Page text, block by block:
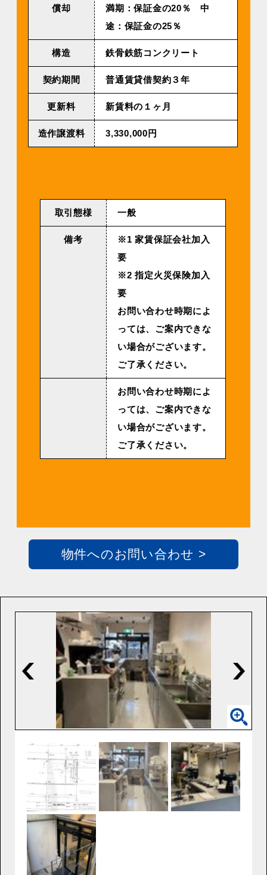
償却
満期：保証金の20％ 中
途：保証金の25％
構造 鉄骨鉄筋コンクリート
契約期間 普通賃貸借契約３年
更新料 新賃料の１ヶ月
造作譲渡料 3,330,000円
取引態様 一般
備考
※1 家賃保証会社加入
要
※2 指定火災保険加入
要
お問い合わせ時期によ
っては、ご案内できな
い場合がございます。
ご了承ください。
お問い合わせ時期によ
っては、ご案内できな
い場合がございます。
ご了承ください。
物件へのお問い合わせ >